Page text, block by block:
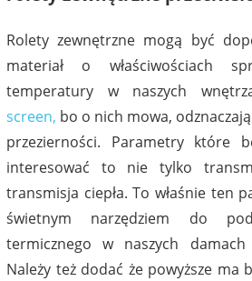
Rolety zewnętrzne mogą być
materiał o właściwościach
temperatury w naszych
screen, bo o nich mowa,
przezierności. Parametry które
interesować to nie tylko
transmisja ciepła. To właśnie ten
świetnym narzędziem do
termicznego w naszych
Należy też dodać że powyższe ma